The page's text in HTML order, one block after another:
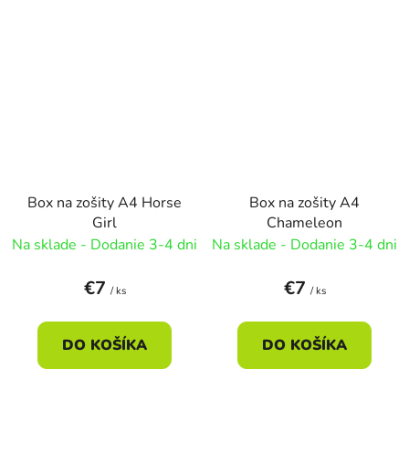
Box na zošity A4 Horse
Girl
Na sklade - Dodanie 3-4 dni
€7 / ks
DO KOŠÍKA
Box na zošity A4
Chameleon
Na sklade - Dodanie 3-4 dni
€7 / ks
DO KOŠÍKA